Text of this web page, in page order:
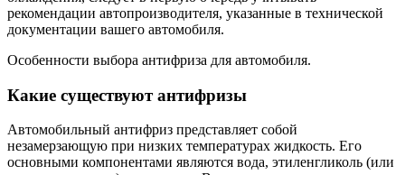
рекомендации автопроизводителя, указанные в технической
документации вашего автомобиля.
Особенности выбора антифриза для автомобиля.
Какие существуют антифризы
Автомобильный антифриз представляет собой
незамерзающую при низких температурах жидкость. Его
основными компонентами являются вода, этиленгликоль (или